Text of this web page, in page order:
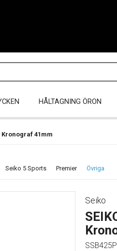
HÅLTAGNING ÖRON
Kronograf 41mm
Seiko 5 Sports Premier Övriga
Seiko